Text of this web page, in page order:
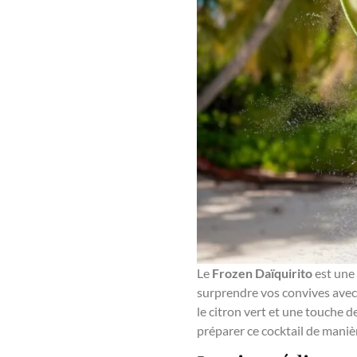
Le Frozen Daïquiritoest
surprendre vos convives
le citron vert et une touche
préparer ce cocktail de